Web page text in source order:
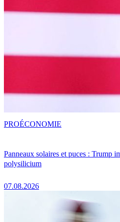
Panneaux solaires et puces : Trump
polysilicium
07.08.2026
PROÉCONOMIE